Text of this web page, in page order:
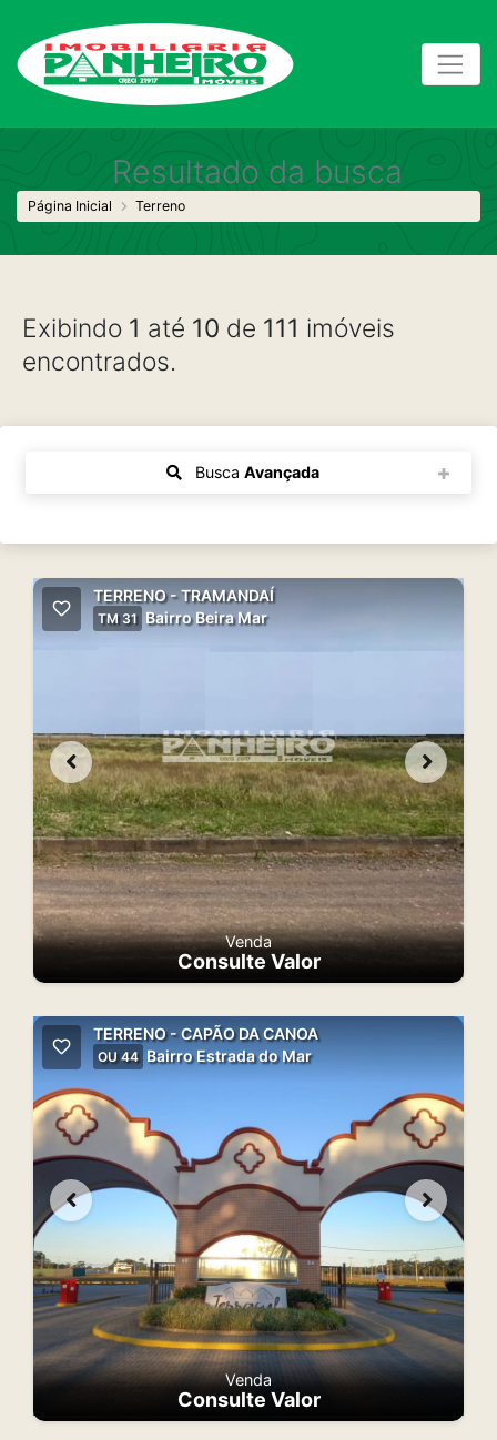
Resultado da busca
Página Inicial Terreno
Exibindo 1 até 10 de 111 imóveis
encontrados.
Busca Avançada
TERRENO - TRAMANDAÍ
TM 31 Bairro Beira Mar
Venda
Consulte Valor
TERRENO - CAPÃO DA CANOA
OU 44 Bairro Estrada do Mar
Venda
Consulte Valor